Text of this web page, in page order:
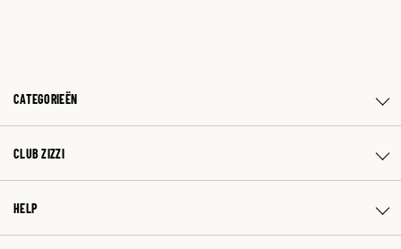
CATEGORIEËN
CLUB ZIZZI
HELP